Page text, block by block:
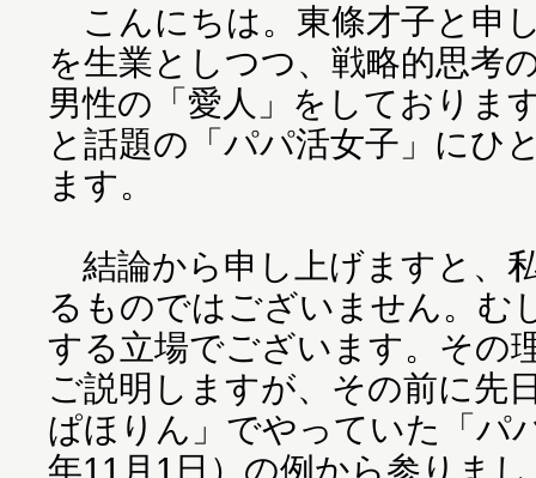
こんにちは。東條才子と申
を生業としつつ、戦略的思考
男性の「愛人」をしておりま
と話題の「パパ活女子」にひ
ます。
結論から申し上げますと、
るものではございません。む
する立場でございます。その
ご説明しますが、その前に先
ぱほりん」でやっていた「パ
年11月1日）の例から参りま